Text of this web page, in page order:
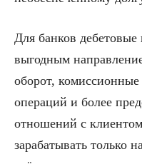
Для банков дебетовые
выгодным
оборот,
операций и более
отношений с
зарабатывать только